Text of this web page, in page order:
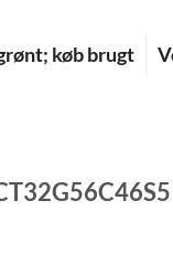
køb brugt